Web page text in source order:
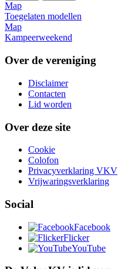
Map
Toegelaten modellen
Map
Kampeerweekend
Over de vereniging
Disclaimer
Contacten
Lid worden
Over deze site
Cookie
Colofon
Privacyverklaring VKV
Vrijwaringsverklaring
Social
Facebook
Flicker
YouTube